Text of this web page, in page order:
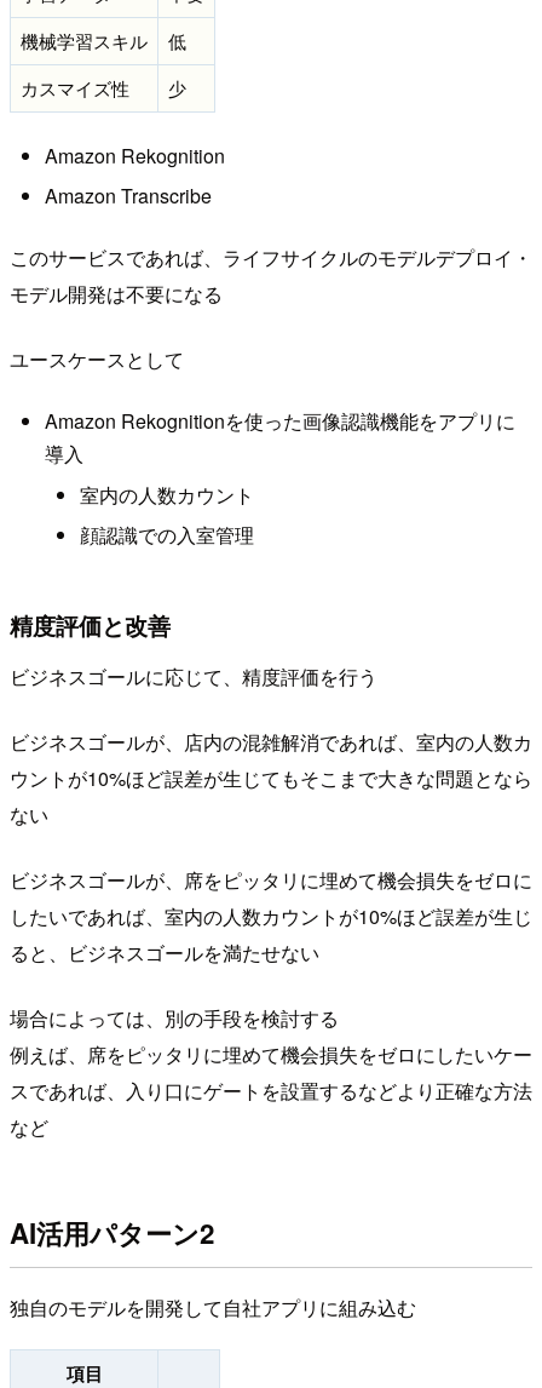
機械学習スキル
低
カスマイズ性
少
Amazon Rekognition
Amazon Transcribe
このサービスであれば、ライフサイクルのモデルデプロイ・
モデル開発は不要になる
ユースケースとして
Amazon Rekognitionを使った画像認識機能をアプリに
導入
室内の人数カウント
顔認識での入室管理
精度評価と改善
ビジネスゴールに応じて、精度評価を行う
ビジネスゴールが、店内の混雑解消であれば、室内の人数カ
ウントが10%ほど誤差が生じてもそこまで大きな問題となら
ない
ビジネスゴールが、席をピッタリに埋めて機会損失をゼロに
したいであれば、室内の人数カウントが10%ほど誤差が生じ
ると、ビジネスゴールを満たせない
場合によっては、別の手段を検討する
例えば、席をピッタリに埋めて機会損失をゼロにしたいケー
スであれば、入り口にゲートを設置するなどより正確な方法
など
AI活用パターン2
独自のモデルを開発して自社アプリに組み込む
項目